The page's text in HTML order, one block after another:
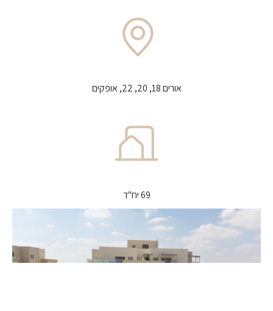
אורים 18, 20, 22, אופקים
69 יח"ד